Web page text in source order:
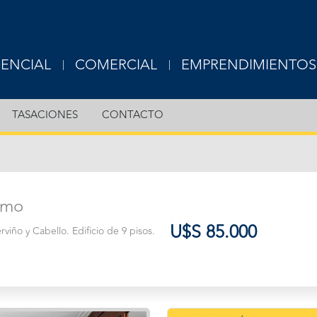
COMERCIAL
EXCLUSIVE
OFICINAS
LOCALES
EMPRENDIMIENTOS
TASACIONES CONTACTO
y Cabello. Edificio de 9 pisos. U$S 85.000